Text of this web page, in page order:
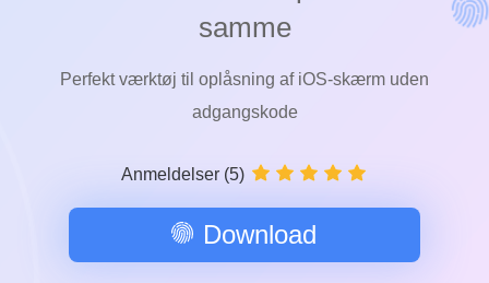
samme
Perfekt værktøj til oplåsning af iOS-skærm uden
adgangskode
Anmeldelser (5)
Download